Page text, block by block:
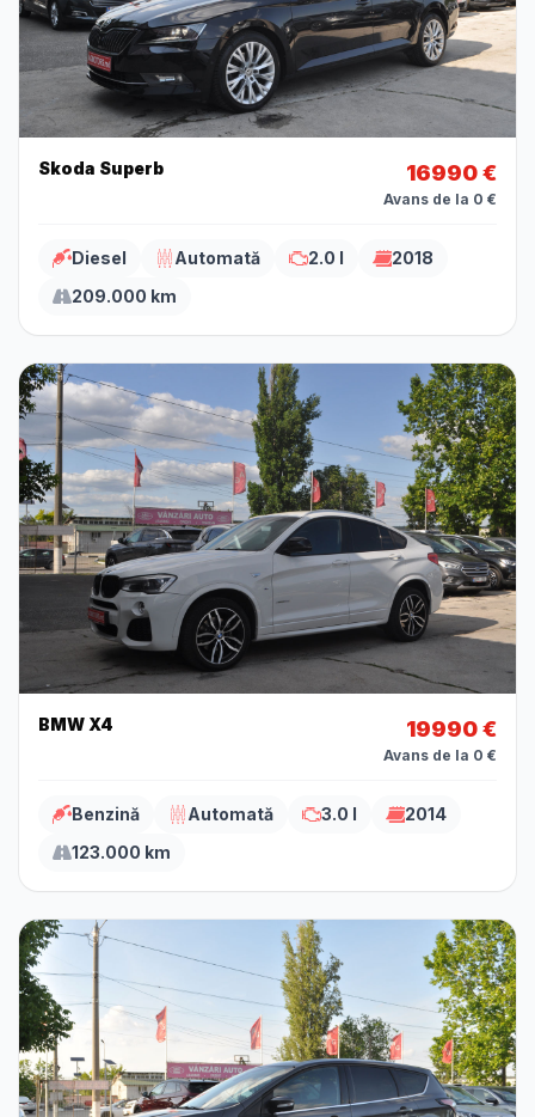
Skoda Superb 16990 €
Avans de la 0 €
Diesel Automată 2.0 l
2018
209.000 km
BMW X4 19990 €
Avans de la 0 €
Benzină Automată 3.0 l
2014
123.000 km